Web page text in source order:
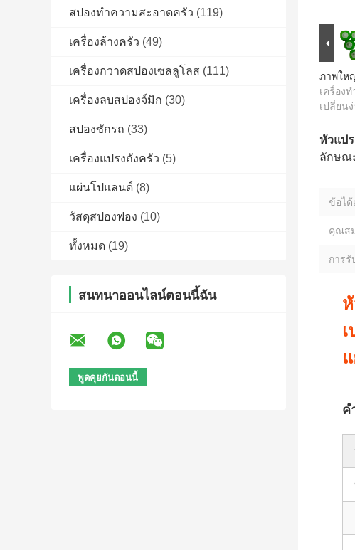
สปองทําความสะอาดครัว (119)
เครื่องล้างครัว (49)
เครื่องกวาดสปองเซลลูโลส (111)
เครื่องลบสปองจ์มิก (30)
สปองซักรถ (33)
เครื่องแปรงถังครัว (5)
แผ่นโปแลนด์ (8)
วัสดุสปองฟอง (10)
ทั้งหมด (19)
สนทนาออนไลน์ตอนนี้ฉัน
ภาพให
เครื่อง
เปลี่ยน
หัวแป
ลักษณ
ข้อได้
คุณส
การรั
คํ